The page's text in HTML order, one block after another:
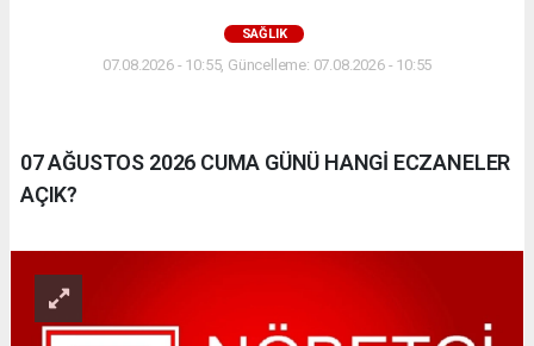
SAĞLIK
07.08.2026 - 10:55, Güncelleme: 07.08.2026 - 10:55
07 AĞUSTOS 2026 CUMA GÜNÜ HANGİ ECZANELER
AÇIK?